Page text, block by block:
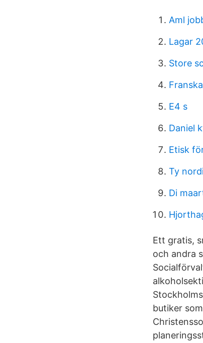
Aml
Lagar
Store
E4 s
Daniel
Etisk
Ty
Di
Ett gratis,
och andra
butiker